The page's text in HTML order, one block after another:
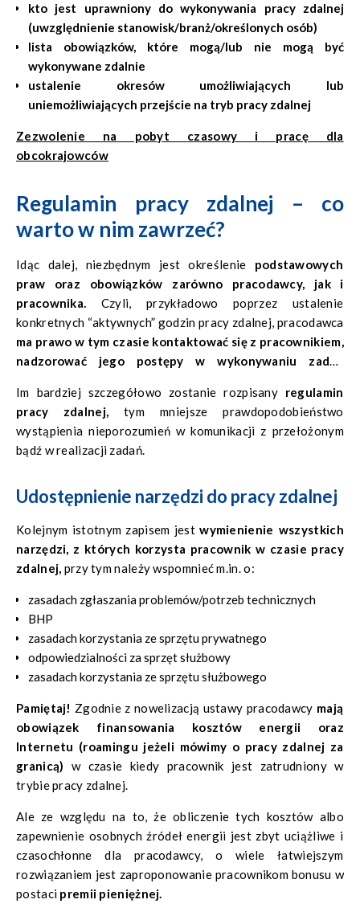
kto jest uprawniony do wykonywania pracy zdalnej
(uwzględnienie stanowisk/branż/określonych osób)
lista obowiązków, które mogą/lub nie mogą być
wykonywane zdalnie
ustalenie okresów umożliwiających lub
uniemożliwiających przejście na tryb pracy zdalnej
Zezwolenie na pobyt czasowy i pracę dla
obcokrajowców
Regulamin pracy zdalnej – co
warto w nim zawrzeć?
Idąc dalej, niezbędnym jest określenie podstawowych
praw oraz obowiązków zarówno pracodawcy, jak i
pracownika. Czyli, przykładowo poprzez ustalenie
konkretnych “aktywnych” godzin pracy zdalnej, pracodawca
ma prawo w tym czasie kontaktować się z pracownikiem,
nadzorować jego postępy w wykonywaniu zadań
nadzorowanie/sprawdzanie pracy). Z kolei pracownik ma
obowiązek być dostępnym oraz realizować powierzone
zadania w ustalonym przedziale czasowym.
Im bardziej szczegółowo zostanie rozpisany regulamin
pracy zdalnej, tym mniejsze prawdopodobieństwo
wystąpienia nieporozumień w komunikacji z przełożonym
bądź w realizacji zadań.
Udostępnienie narzędzi do pracy zdalnej
Kolejnym istotnym zapisem jestwymienienie wszystkich
narzędzi, z których korzysta pracownik w czasie pracy
zdalnej, przy tym należy wspomnieć m.in. o:
zasadach zgłaszania problemów/potrzeb technicznych
BHP
zasadach korzystania ze sprzętu prywatnego
odpowiedzialności za sprzęt służbowy
zasadach korzystania ze sprzętu służbowego
Pamiętaj! Zgodnie z nowelizacją ustawy pracodawcy mają
obowiązek finansowania kosztów energii oraz
Internetu (roamingu jeżeli mówimy o pracy zdalnej za
granicą) w czasie kiedy pracownik jest zatrudniony w
trybie pracy zdalnej.
Ale ze względu na to, że obliczenie tych kosztów albo
zapewnienie osobnych źródeł energii jest zbyt uciążliwe i
czasochłonne dla pracodawcy, o wiele łatwiejszym
rozwiązaniem jest zaproponowanie pracownikom bonusu w
postaci premii pieniężnej.